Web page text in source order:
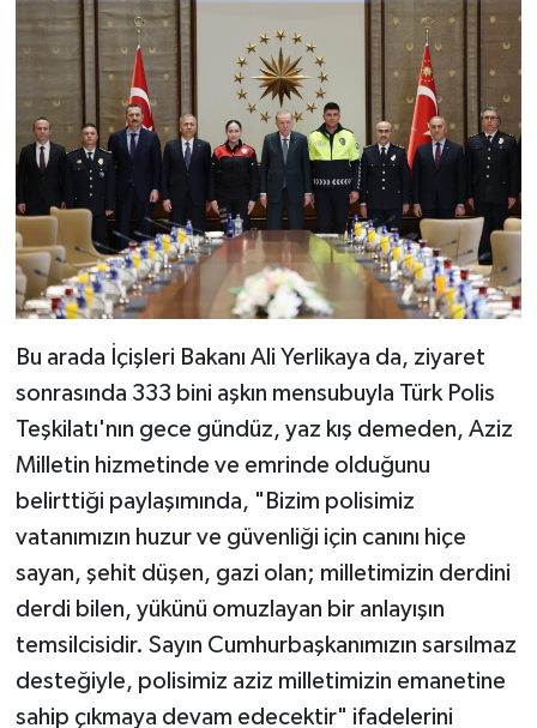
Bu arada İçişleri Bakanı Ali Yerlikaya da, ziyaret
sonrasında 333 bini aşkın mensubuyla Türk Polis
Teşkilatı'nın gece gündüz, yaz kış demeden, Aziz
Milletin hizmetinde ve emrinde olduğunu
belirttiği paylaşımında, "Bizim polisimiz
vatanımızın huzur ve güvenliği için canını hiçe
sayan, şehit düşen, gazi olan; milletimizin derdini
derdi bilen, yükünü omuzlayan bir anlayışın
temsilcisidir. Sayın Cumhurbaşkanımızın sarsılmaz
desteğiyle, polisimiz aziz milletimizin emanetine
sahip çıkmaya devam edecektir" ifadelerini